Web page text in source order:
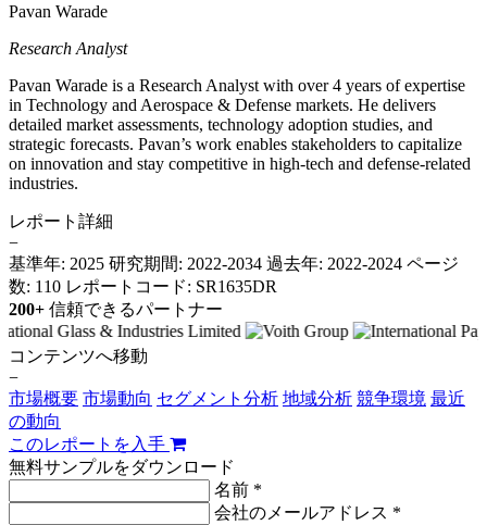
Pavan Warade
Research Analyst
Pavan Warade is a Research Analyst with over 4 years of expertise
in Technology and Aerospace & Defense markets. He delivers
detailed market assessments, technology adoption studies, and
strategic forecasts. Pavan’s work enables stakeholders to capitalize
on innovation and stay competitive in high-tech and defense-related
industries.
レポート詳細
−
基準年: 2025 研究期間: 2022-2034 過去年: 2022-2024 ページ
数: 110 レポートコード: SR1635DR
200+ 信頼できるパートナー
コンテンツへ移動
−
市場概要 市場動向 セグメント分析 地域分析 競争環境 最近
の動向
このレポートを入手
無料サンプルをダウンロード
名前 *
会社のメールアドレス *